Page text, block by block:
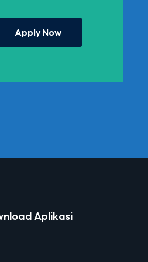
Apply Now
Aplikasi